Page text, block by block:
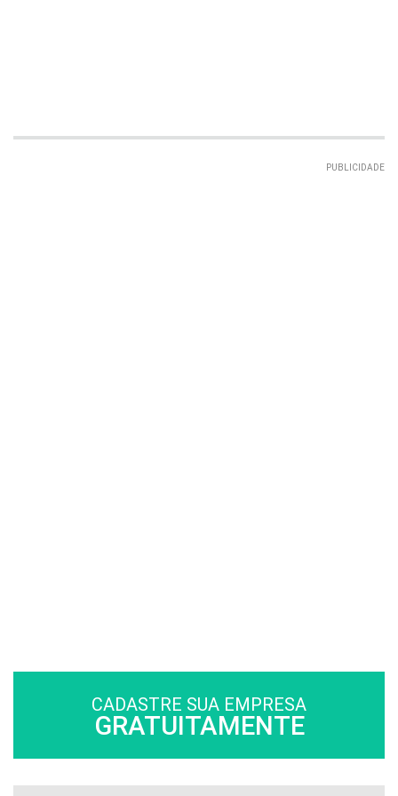
PUBLICIDADE
CADASTRE SUA EMPRESA
GRATUITAMENTE